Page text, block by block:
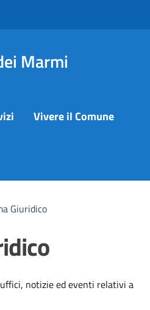
Marmi
Vivere il Comune
Giuridico
notizie ed eventi relativi a